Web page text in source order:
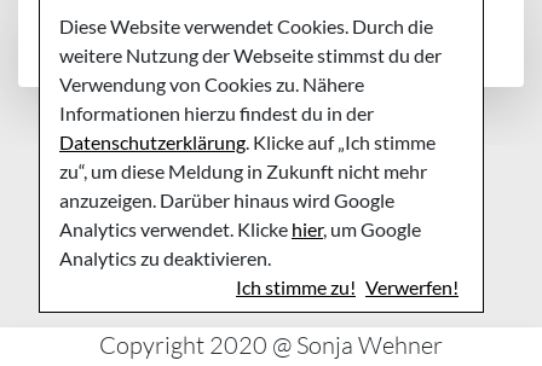
Noch keine Kommentare
Copyright 2020 @ Sonja Wehner
Diese Website verwendet Cookies. Durch die
weitere Nutzung der Webseite stimmst du der
Verwendung von Cookies zu. Nähere
Informationen hierzu findest du in der
Datenschutzerklärung. Klicke auf „Ich stimme
zu“, um diese Meldung in Zukunft nicht mehr
anzuzeigen. Darüber hinaus wird Google
Analytics verwendet. Klicke hier, um Google
Analytics zu deaktivieren.
Ich stimme zu! Verwerfen!